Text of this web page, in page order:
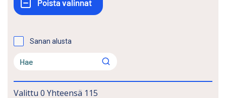
Sanan alusta
Valittu 0 Yhteensä 115